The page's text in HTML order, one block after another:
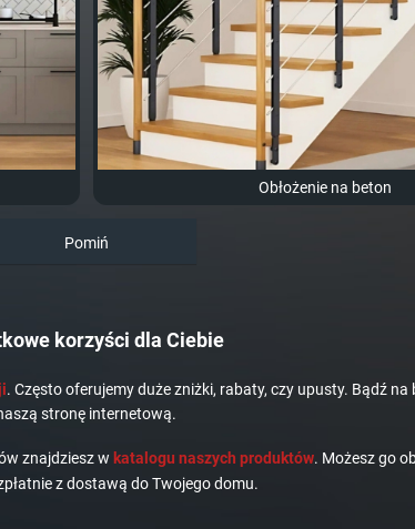
Obłożenie na beton
Pomiń
korzyści dla Ciebie
. Często oferujemy duże zniżki, rabaty, czy upusty. Bądź na
stronę internetową.
znajdziesz w katalogu naszych produktów. Możesz go
z dostawą do Twojego domu.